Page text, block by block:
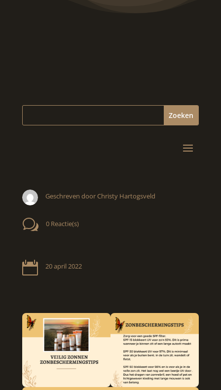
Geschreven door Christy Hartogsveld
w 0 Reactie(s)
 20 april 2022